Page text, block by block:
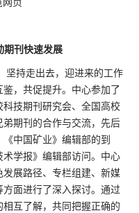
网页
期刊快速发展
坚持走出去，迎进来的工作
，共促提升。中心参加了
技期刊研究会、全国高校
期刊的合作与交流，先后
中国矿业》编辑部的到
学报》编辑部访问。中心
展路径、专栏组建、新媒
面进行了深入探讨。通过
互了解，共同把握正确的